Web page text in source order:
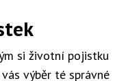
si životní pojistku
výběr té správné